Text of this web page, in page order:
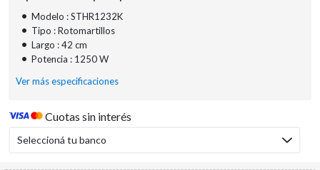
• Modelo : STHR1232K
• Tipo : Rotomartillos
• Largo : 42 cm
• Potencia : 1250 W
Ver más especificaciones
Cuotas sin interés
Seleccioná tu banco